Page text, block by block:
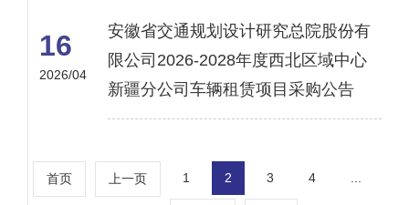
16
2026/04
安徽省交通规划设计研究总院股份有
限公司2026-2028年度西北区域中心
新疆分公司车辆租赁项目采购公告
首页 上一页 1 2 3 4 ...